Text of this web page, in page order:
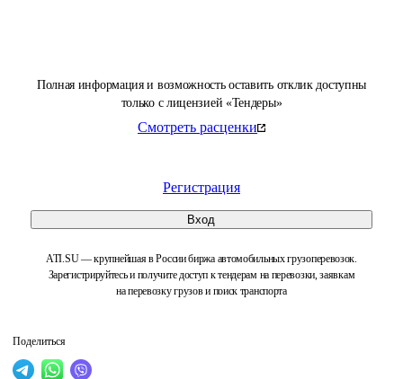
Полная информация и возможность оставить отклик доступны
только с лицензией «Тендеры»
Смотреть расценки
Регистрация
Вход
ATI.SU — крупнейшая в России биржа автомобильных грузоперевозок.
Зарегистрируйтесь и получите доступ к тендерам на перевозки, заявкам
на перевозку грузов и поиск транспорта
Поделиться